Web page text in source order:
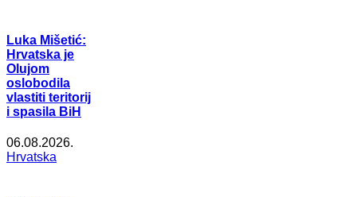
Luka Mišetić:
Hrvatska je
Olujom
oslobodila
vlastiti teritorij
i spasila BiH
06.08.2026.
Hrvatska